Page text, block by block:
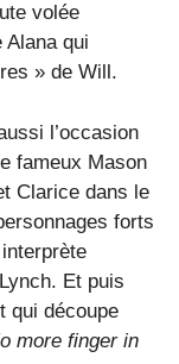
volée
qui
» de Will.
l’occasion
fameux Mason
Clarice dans le
forts
Et puis
qui découpe
more finger in